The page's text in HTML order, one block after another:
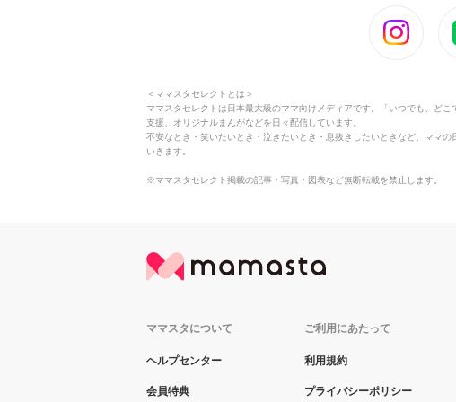
＜ママスタセレクトとは＞
ママスタセレクトは日本最大級のママ向けメディアです。「いつでも、ど
支援、オリジナルまんがなどを日々配信しています。
不安なとき・笑いたいとき・泣きたいとき・息抜きしたいときなど、ママ
いきます。
※ママスタセレクト掲載の記事・写真・図表など無断転載を禁止します。
ママスタについて
ヘルプセンター
会員特典
ご利用にあたって
利用規約
プライバシーポリシー